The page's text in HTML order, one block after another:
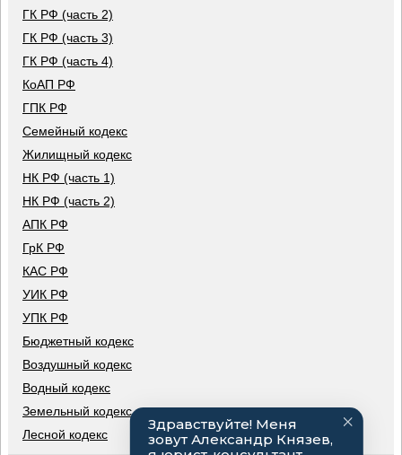
ГК РФ (часть 2)
ГК РФ (часть 3)
ГК РФ (часть 4)
КоАП РФ
ГПК РФ
Семейный кодекс
Жилищный кодекс
НК РФ (часть 1)
НК РФ (часть 2)
АПК РФ
ГрК РФ
КАС РФ
УИК РФ
УПК РФ
Бюджетный кодекс
Воздушный кодекс
Водный кодекс
Земельный кодекс
Лесной кодекс